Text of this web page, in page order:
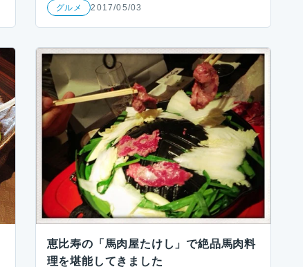
グルメ 2017/05/03
恵比寿の「馬肉屋たけし」で絶品馬肉料
理を堪能してきました